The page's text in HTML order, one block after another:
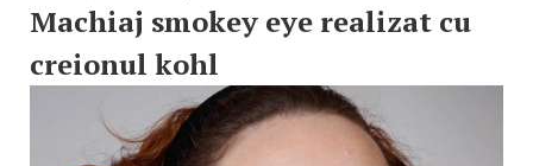
Machiaj smokey eye realizat cu
creionul kohl